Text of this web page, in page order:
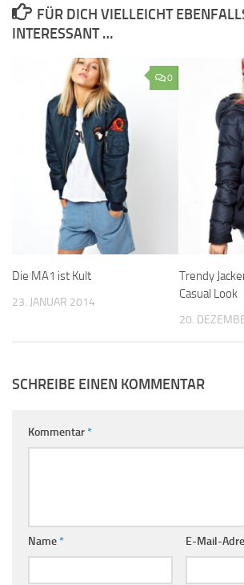
FÜR DICH VIELLEICHT
INTERESSANT …
0
Die MA1 ist Kult
23. JANUAR 2014
Trendy
Casual Look
20.
SCHREIBE EINEN KOMMENTAR
Kommentar*
Name* E-Mail-